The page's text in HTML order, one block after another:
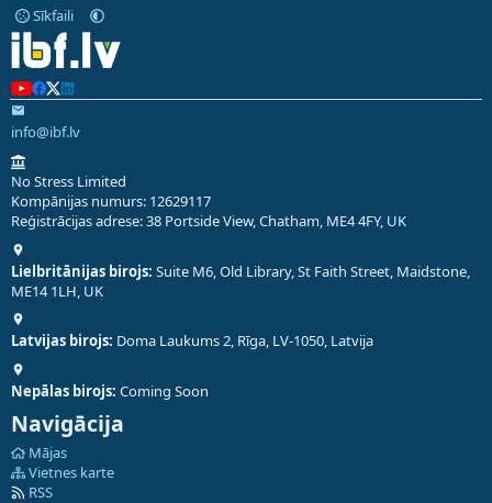
Sīkfaili
info@ibf.lv
No Stress Limited
Kompānijas numurs: 12629117
Reģistrācijas adrese: 38 Portside View, Chatham, ME4 4FY, UK
Lielbritānijas birojs: Suite M6, Old Library, St Faith Street, Maidstone,
ME14 1LH, UK
Latvijas birojs: Doma Laukums 2, Rīga, LV-1050, Latvija
Nepālas birojs: Coming Soon
Navigācija
Mājas
Vietnes karte
RSS